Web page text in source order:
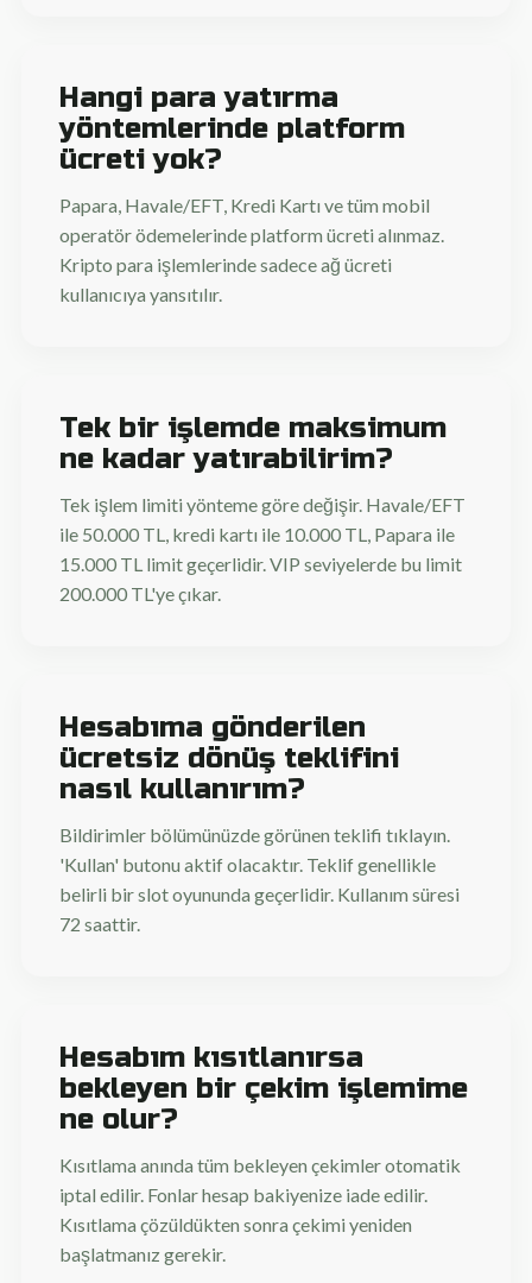
Hangi para yatırma
yöntemlerinde platform
ücreti yok?
Papara, Havale/EFT, Kredi Kartı ve tüm mobil
operatör ödemelerinde platform ücreti alınmaz.
Kripto para işlemlerinde sadece ağ ücreti
kullanıcıya yansıtılır.
Tek bir işlemde maksimum
ne kadar yatırabilirim?
Tek işlem limiti yönteme göre değişir. Havale/EFT
ile 50.000 TL, kredi kartı ile 10.000 TL, Papara ile
15.000 TL limit geçerlidir. VIP seviyelerde bu limit
200.000 TL'ye çıkar.
Hesabıma gönderilen
ücretsiz dönüş teklifini
nasıl kullanırım?
Bildirimler bölümünüzde görünen teklifi tıklayın.
'Kullan' butonu aktif olacaktır. Teklif genellikle
belirli bir slot oyununda geçerlidir. Kullanım süresi
72 saattir.
Hesabım kısıtlanırsa
bekleyen bir çekim işlemime
ne olur?
Kısıtlama anında tüm bekleyen çekimler otomatik
iptal edilir. Fonlar hesap bakiyenize iade edilir.
Kısıtlama çözüldükten sonra çekimi yeniden
başlatmanız gerekir.